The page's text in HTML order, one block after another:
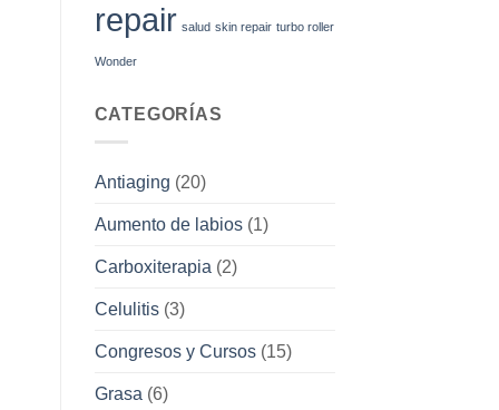
repair salud skin repair turbo roller
Wonder
CATEGORÍAS
Antiaging (20)
Aumento de labios(1)
Carboxiterapia (2)
Celulitis(3)
Congresos y Cursos(15)
Grasa (6)